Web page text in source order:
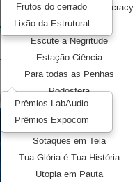
Produções Experimentais
Recorda_SONS
Reportagens Especiais
Série ou Programa Especial
Sintonia Literária
TeMATIZaSONS
Communication and Democracy
Elas por Elas
Escute a Negritude
Estação Ciência
Para todas as Penhas
Podosfera
Pretos no topo
Mídia Pública
Sotaques em Tela
Tua Glória é Tua História
Utopia em Pauta
Frutos do cerrado
Lixão da Estrutural
Prêmios LabAudio
Prêmios Expocom